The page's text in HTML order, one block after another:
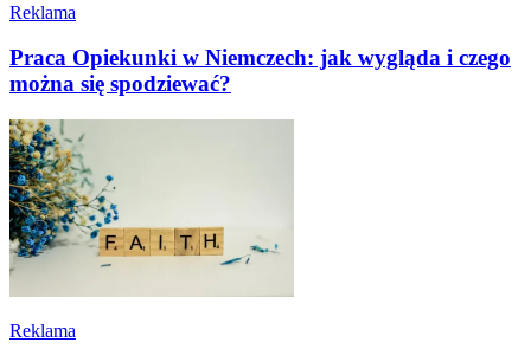
Reklama
Praca Opiekunki w Niemczech: jak wygląda i czego
można się spodziewać?
Reklama